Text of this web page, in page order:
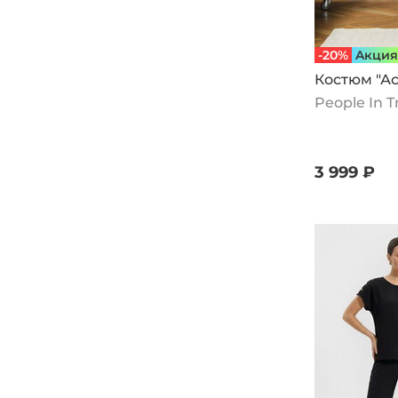
-20% Aкция
Костюм
People In
3 999 ₽